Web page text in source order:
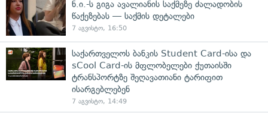
ნ.ი.-ს გიგა ავალიანის საქმეზე ძალადობის
წაქეზებას — საქმის დეტალები
7 აგვისტო, 16:50
საქართველოს ბანკის Student Card-ისა და
sCool Card-ის მფლობელები ქუთაისში
ტრანსპორტზე შეღავათიანი ტარიფით
ისარგებლებენ
7 აგვისტო, 14:49